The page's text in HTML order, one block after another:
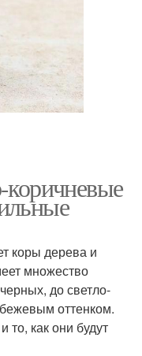
коричневые
коры дерева и
множество
до светло-
оттенком.
то, как они будут